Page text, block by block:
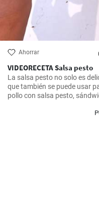
Ahorrar
VIDEORECETA Salsa pesto
La salsa pesto no solo es
que también se puede usar
pollo con salsa pesto,